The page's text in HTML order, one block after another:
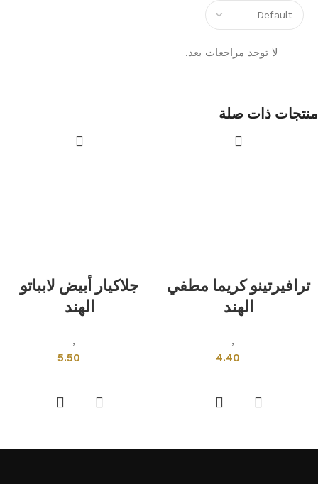
لا توجد مراجعات بعد.
منتجات ذات صلة
ترافيرتينو كريما مطفي
الهند
,
4.40
جلاكيار أبيض لابباتو
الهند
,
5.50